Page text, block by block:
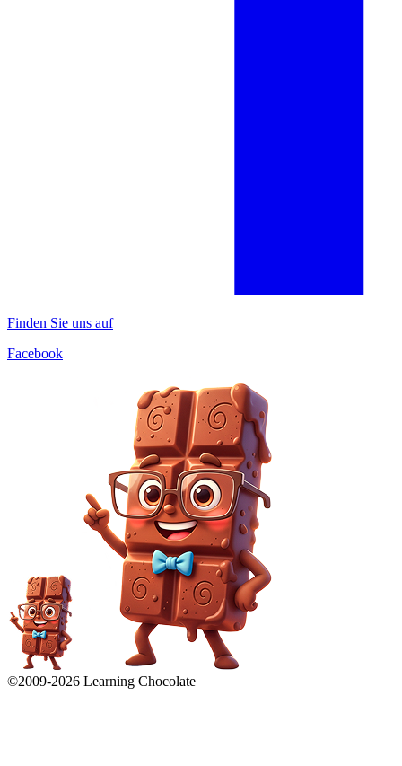
Finden Sie uns auf
Facebook
©2009-2026 Learning Chocolate